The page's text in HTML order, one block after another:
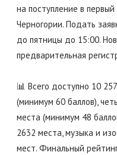
на поступление в
Черногории. Подать
до пятницы до 15:00.
предварительная
📊 Всего доступно 10
(минимум 60 баллов),
места (минимум 48
2632 места, музыка и
мест. Финальный